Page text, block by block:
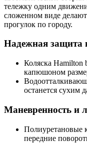
тележку одним
сложенном виде
прогулок по городу.
Надежная защита
Коляска Hamilton
капюшоном
останется сухим
Маневренность и
Полиуретановые
передние